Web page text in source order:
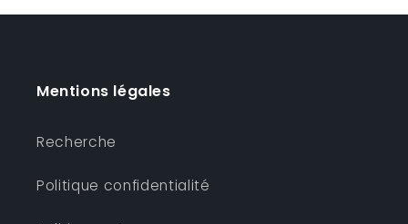
Mentions légales
Recherche
Politique confidentialité